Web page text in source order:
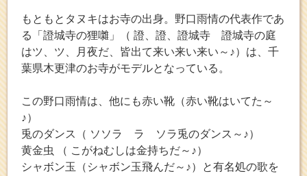
もともとタヌキはお寺の出身。野口雨情の代表作であ
る「證城寺の狸囃」（ 證、證、證城寺 證城寺の庭
はツ、ツ、月夜だ、皆出て来い来い来い～♪）は、千
葉県木更津のお寺がモデルとなっている。
この野口雨情は、他にも赤い靴（赤い靴はいてた～
♪）
兎のダンス（ ソソラ ラ ソラ兎のダンス～♪）
黄金虫 （ こがねむしは金持ちだ～♪）
シャボン玉（シャボン玉飛んだ～♪）と有名処の歌を